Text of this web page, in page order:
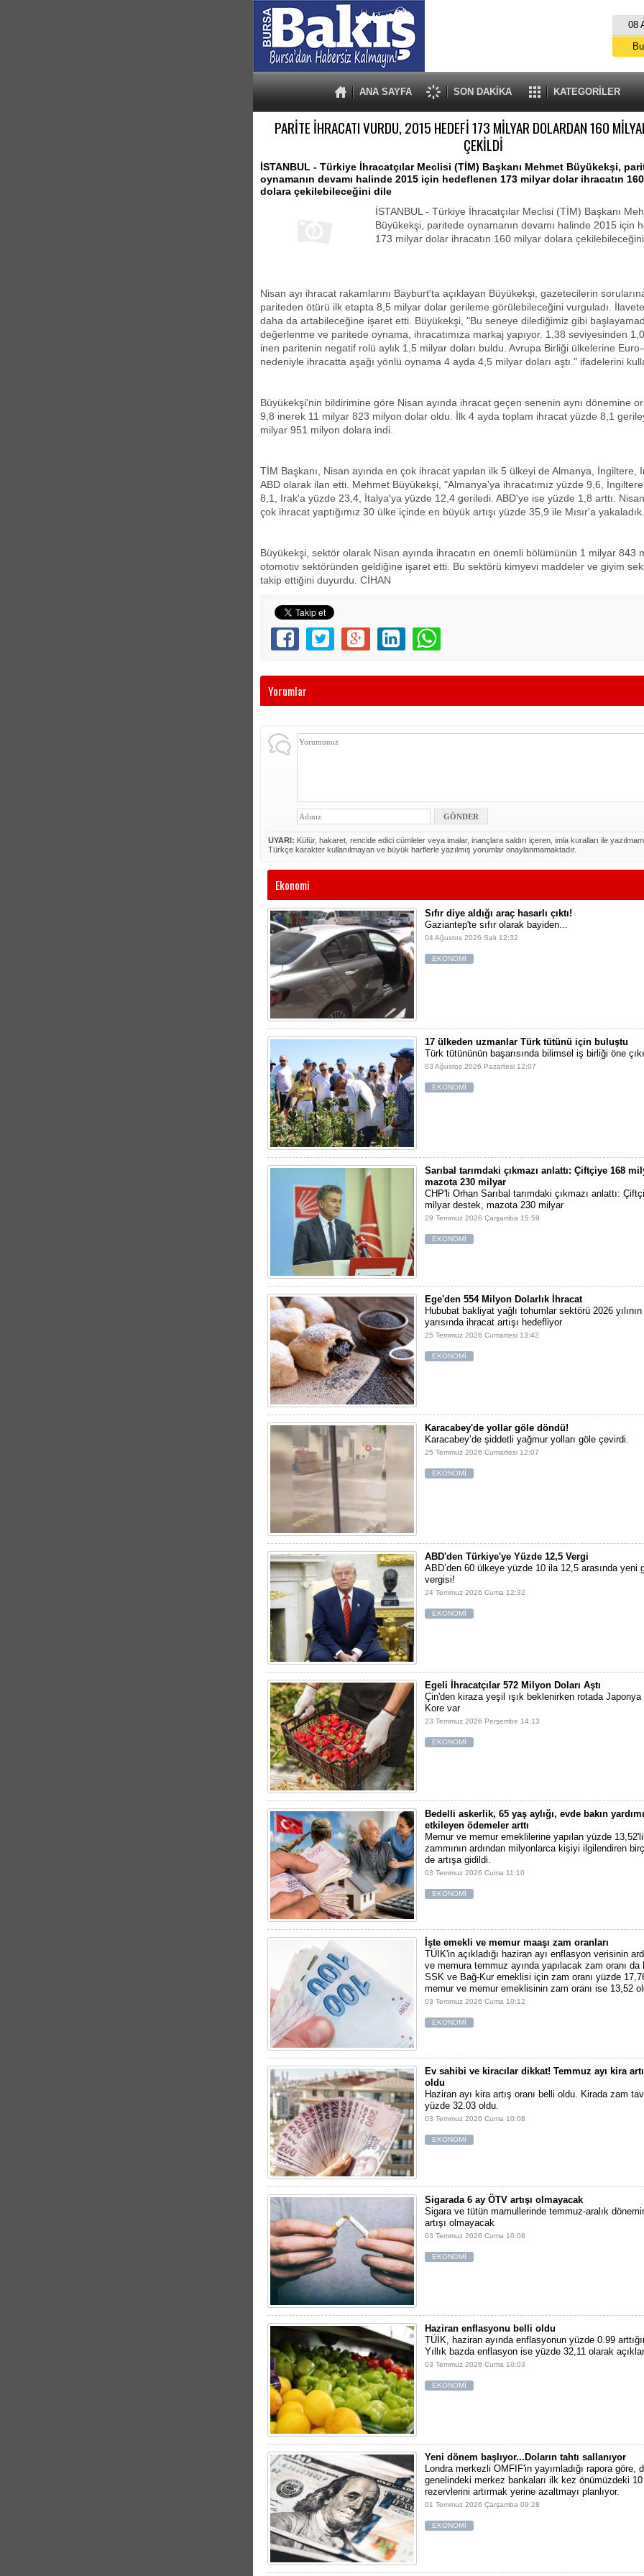
08
ANA SAYFA SON DAKİKA KATEGORİLER
PARİTE İHRACATI VURDU, 2015 HEDEFİ 173 MİLYAR DOLARDAN 160
ÇEKİLDİ
İSTANBUL - Türkiye İhracatçılar Meclisi (TİM) Başkanı Mehmet Büyükekşi,
oynamanın devamı halinde 2015 için hedeflenen 173 milyar dolar ihracatın
dolara çekilebileceğini dile
İSTANBUL - Türkiye İhracatçılar Meclisi (TİM) Başkanı
Büyükekşi, paritede oynamanın devamı halinde 2015 için
173 milyar dolar ihracatın 160 milyar dolara
Nisan ayı ihracat rakamlarını Bayburt'ta açıklayan Büyükekşi, gazetecilerin
pariteden ötürü ilk etapta 8,5 milyar dolar gerileme görülebileceğini vurguladı.
daha da artabileceğine işaret etti. Büyükekşi, "Bu seneye dilediğimiz gibi
değerlenme ve paritede oynama, ihracatımıza markaj yapıyor. 1,38 seviyesinden
inen paritenin negatif rolü aylık 1,5 milyar doları buldu. Avrupa Birliği ülkelerine
nedeniyle ihracatta aşağı yönlü oynama 4 ayda 4,5 milyar doları aştı." ifadelerini
Büyükekşi'nin bildirimine göre Nisan ayında ihracat geçen senenin aynı dönemine
9,8 inerek 11 milyar 823 milyon dolar oldu. İlk 4 ayda toplam ihracat yüzde 8,1
milyar 951 milyon dolara indi.
TİM Başkanı, Nisan ayında en çok ihracat yapılan ilk 5 ülkeyi de Almanya, İngiltere,
ABD olarak ilan etti. Mehmet Büyükekşi, "Almanya'ya ihracatımız yüzde 9,6,
8,1, Irak'a yüzde 23,4, İtalya'ya yüzde 12,4 geriledi. ABD'ye ise yüzde 1,8 arttı.
çok ihracat yaptığımız 30 ülke içinde en büyük artışı yüzde 35,9 ile Mısır'a
Büyükekşi, sektör olarak Nisan ayında ihracatın en önemli bölümünün 1 milyar 843
otomotiv sektöründen geldiğine işaret etti. Bu sektörü kimyevi maddeler ve giyim
takip ettiğini duyurdu. CİHAN
Yorumlar
UYARI: Küfür, hakaret, rencide edici cümleler veya imalar, inançlara saldırı içeren, imla kuralları ile
Türkçe karakter kullanılmayan ve büyük harflerle yazılmış yorumlar onaylanmamaktadır.
Ekonomi
Sıfır diye aldığı araç hasarlı çıktı!
Gaziantep'te sıfır olarak bayiden...
04 Ağustos 2026 Salı 12:32
EKONOMİ
17 ülkeden uzmanlar Türk tütünü için buluştu
Türk tütününün başarısında bilimsel iş birliği öne
03 Ağustos 2026 Pazartesi 12:07
EKONOMİ
Sarıbal tarımdaki çıkmazı anlattı: Çiftçiye 168
mazota 230 milyar
CHP'li Orhan Sarıbal tarımdaki çıkmazı anlattı:
milyar destek, mazota 230 milyar
29 Temmuz 2026 Çarşamba 15:59
EKONOMİ
Ege'den 554 Milyon Dolarlık İhracat
Hububat bakliyat yağlı tohumlar sektörü 2026
yarısında ihracat artışı hedefliyor
25 Temmuz 2026 Cumartesi 13:42
EKONOMİ
Karacabey'de yollar göle döndü!
Karacabey’de şiddetli yağmur yolları göle çevirdi.
25 Temmuz 2026 Cumartesi 12:07
EKONOMİ
ABD'den Türkiye'ye Yüzde 12,5 Vergi
ABD’den 60 ülkeye yüzde 10 ila 12,5 arasında yeni
vergisi!
24 Temmuz 2026 Cuma 12:32
EKONOMİ
Egeli İhracatçılar 572 Milyon Doları Aştı
Çin'den kiraza yeşil ışık beklenirken rotada
Kore var
23 Temmuz 2026 Perşembe 14:13
EKONOMİ
Bedelli askerlik, 65 yaş aylığı, evde bakın
etkileyen ödemeler arttı
Memur ve memur emeklilerine yapılan yüzde
zammının ardından milyonlarca kişiyi ilgilendiren
de artışa gidildi.
03 Temmuz 2026 Cuma 11:10
EKONOMİ
İşte emekli ve memur maaşı zam oranları
TÜİK'in açıkladığı haziran ayı enflasyon verisinin
ve memura temmuz ayında yapılacak zam oranı
SSK ve Bağ-Kur emeklisi için zam oranı yüzde
memur ve memur emeklisinin zam oranı ise 13,52
03 Temmuz 2026 Cuma 10:12
EKONOMİ
Ev sahibi ve kiracılar dikkat! Temmuz ayı kira
oldu
Haziran ayı kira artış oranı belli oldu. Kirada zam
yüzde 32.03 oldu.
03 Temmuz 2026 Cuma 10:08
EKONOMİ
Sigarada 6 ay ÖTV artışı olmayacak
Sigara ve tütün mamullerinde temmuz-aralık
artışı olmayacak
03 Temmuz 2026 Cuma 10:08
EKONOMİ
Haziran enflasyonu belli oldu
TÜİK, haziran ayında enflasyonun yüzde 0.99
Yıllık bazda enflasyon ise yüzde 32,11 olarak
03 Temmuz 2026 Cuma 10:03
EKONOMİ
Yeni dönem başlıyor...Doların tahtı sallanıyor
Londra merkezli OMFIF'in yayımladığı rapora göre,
genelindeki merkez bankaları ilk kez önümüzdeki 10
rezervlerini artırmak yerine azaltmayı planlıyor.
01 Temmuz 2026 Çarşamba 09:28
EKONOMİ